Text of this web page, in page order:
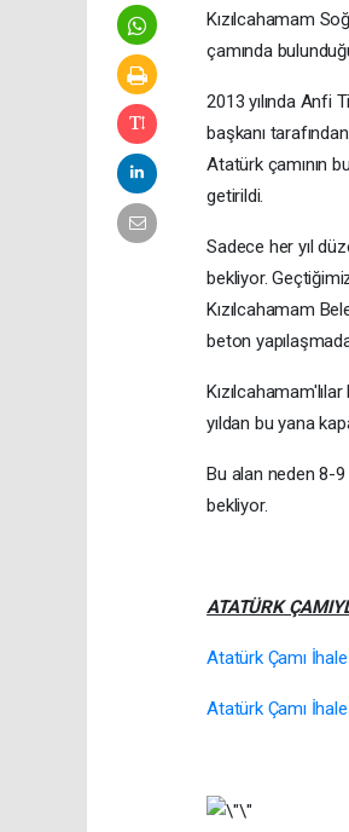
Kızılcahamam
çamında
2013 yılında Anfi
başkanı
Atatürk çamının
getirildi.
Sadece her yıl
bekliyor.
Kızılcahamam
beton
yıldan bu yana
Bu alan neden 8-
bekliyor.
ATATÜRK
Atatürk Çamı
Atatürk Çamı